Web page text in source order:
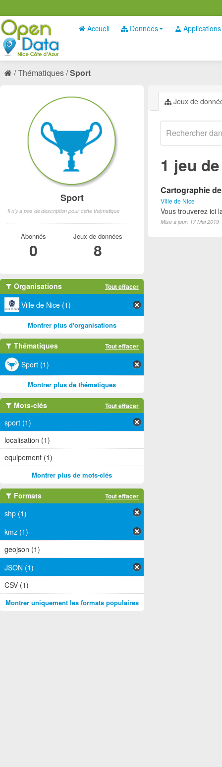
Accueil Données Applications
Thématiques Sport
Jeux de
1 jeu
Cartographie
Ville de Nice
Vous trouverez ici
Mise à jour: 17 Mai 2019
Sport
Il n'y a pas de description pour cette thématique
Abonnés
0
Jeux de données
8
Organisations Tout effacer
Ville de Nice (1)
Montrer plus d'organisations
Thématiques Tout effacer
Sport (1)
Montrer plus de thématiques
Mots-clés Tout effacer
sport (1)
localisation (1)
equipement (1)
Montrer plus de mots-clés
Formats Tout effacer
shp (1)
kmz (1)
geojson (1)
JSON (1)
CSV (1)
Montrer uniquement les formats populaires